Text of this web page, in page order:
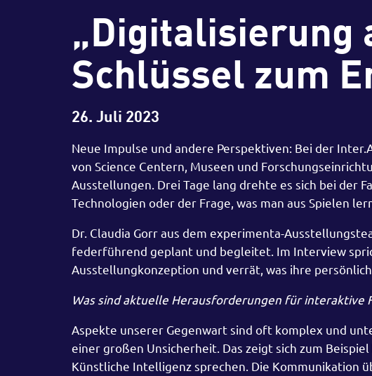
Schlüssel zum
26. Juli 2023
Neue Impulse und andere Perspektiven: Bei der
von Science Centern, Museen und
Ausstellungen. Drei Tage lang drehte es sich bei der
Technologien oder der Frage, was man aus Spielen
Dr. Claudia Gorr aus dem experimenta-
federführend geplant und begleitet. Im Interview
Ausstellungkonzeption und verrät, was ihre
Was sind aktuelle Herausforderungen für interaktive
Aspekte unserer Gegenwart sind oft komplex und
einer großen Unsicherheit. Das zeigt sich zum
Künstliche Intelligenz sprechen. Die Kommunikation